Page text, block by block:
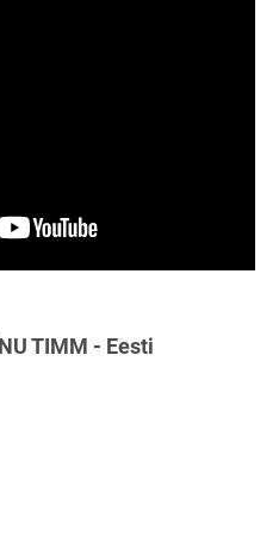
TIMM - Eesti